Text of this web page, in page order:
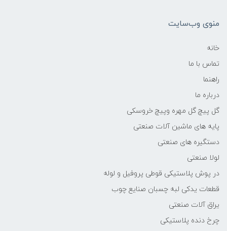
منوی وب‌سایت
خانه
تماس با ما
راهنما
درباره ما
گل پیچ گل مهره وپیچ خروسکی
پایه های ماشین آلات صنعتی
دستگیره های صنعتی
لولا صنعتی
در پوش پلاستیکی قوطی پروفیل و لوله
قطعات یدکی لبه چسبان صنایع چوب
یراق آلات صنعتی
چرخ دنده پلاستیکی